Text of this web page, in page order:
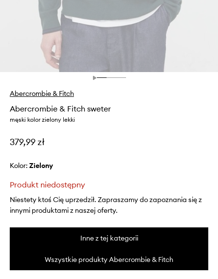
Abercrombie & Fitch
Abercrombie & Fitch sweter
męski kolor zielony lekki
379,99 zł
Kolor: zielony
Produkt niedostępny
Niestety ktoś Cię uprzedził. Zapraszamy do zapoznania się z
innymi produktami z naszej oferty.
Inne z tej kategorii
Wszystkie produkty Abercrombie & Fitch